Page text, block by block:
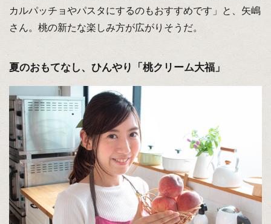
カルパッチョやパスタにするのもおすすめです」と、矢嶋
さん。桃の新たな楽しみ方が広がりそうだ。
夏のおもてなし、ひんやり「桃クリーム大福」